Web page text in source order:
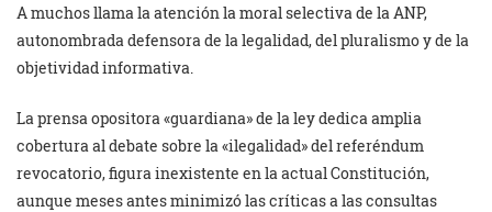
A muchos llama la atención la moral selectiva de la ANP,
autonombrada defensora de la legalidad, del pluralismo y de la
objetividad informativa.
La prensa opositora «guardiana» de la ley dedica amplia
cobertura al debate sobre la «ilegalidad» del referéndum
revocatorio, figura inexistente en la actual Constitución,
aunque meses antes minimizó las críticas a las consultas